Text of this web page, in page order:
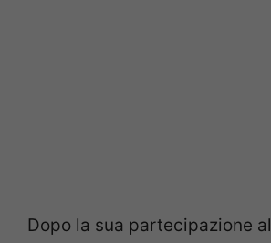
Dopo la sua partecipazione al